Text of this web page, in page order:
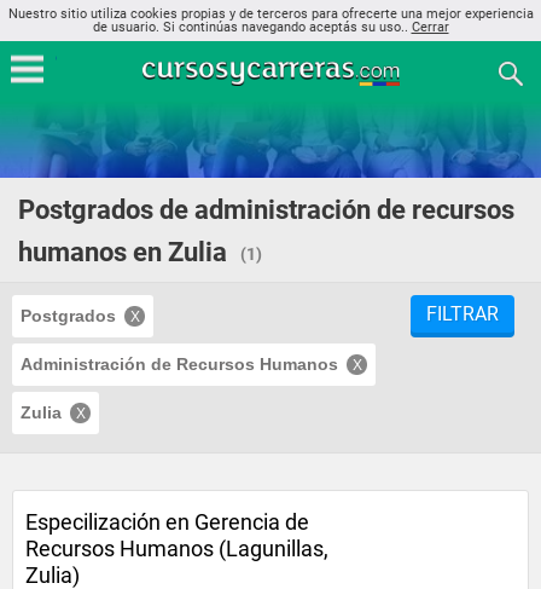
Nuestro sitio utiliza cookies propias y de terceros para ofrecerte una mejor experiencia
de usuario. Si continúas navegando aceptás su uso.. Cerrar
Postgrados de administración de recursos
humanos en Zulia
(1)
Postgrados
Administración de Recursos Humanos
Zulia
FILTRAR
Especilización en Gerencia de
Recursos Humanos (Lagunillas,
Zulia)